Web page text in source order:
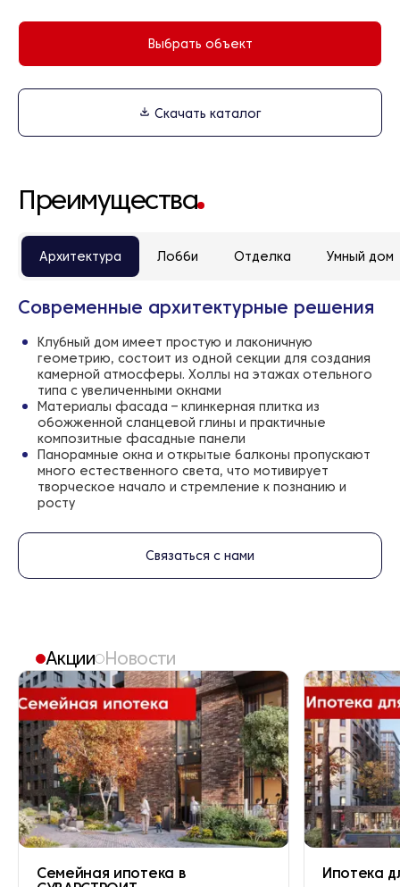
Выбрать объект
Скачать каталог
Преимущества
Архитектура Лобби Отделка Умный дом
Современные архитектурные решения
Клубный дом имеет простую и лаконичную
геометрию, состоит из одной секции для создания
камерной атмосферы. Холлы на этажах отельного
типа с увеличенными окнами
Материалы фасада – клинкерная плитка из
обожженной сланцевой глины и практичные
композитные фасадные панели
Панорамные окна и открытые балконы пропускают
много естественного света, что мотивирует
творческое начало и стремление к познанию и
росту
Связаться с нами
Акции Новости
Семейная ипотека в
Ипотека